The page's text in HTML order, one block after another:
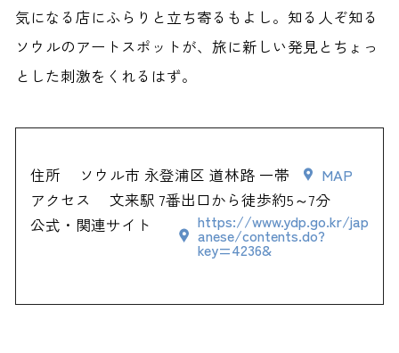
気になる店にふらりと立ち寄るもよし。知る人ぞ知る
ソウルのアートスポットが、旅に新しい発見とちょっ
とした刺激をくれるはず。
住所 ソウル市 永登浦区 道林路 一帯
MAP
アクセス
文来駅 7番出口から徒歩約5～7分
公式・関連サイト
https://www.ydp.go.kr/jap
anese/contents.do?
key=4236&